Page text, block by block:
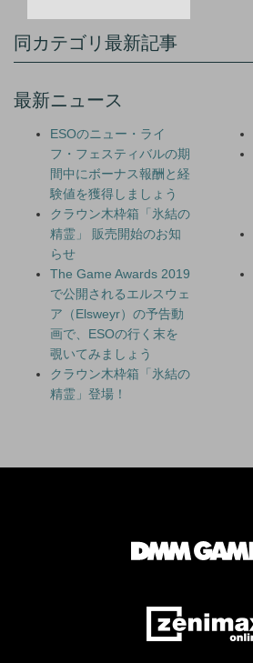
同カテゴリ最新記事
最新ニュース
ESOのニュー・ライ
フ・フェスティバルの期
間中にボーナス報酬と経
験値を獲得しましょう
クラウン木枠箱「氷結の
精霊」 販売開始のお知
らせ
The Game Awards 2019
で公開されるエルスウェ
ア（Elsweyr）の予告動
画で、ESOの行く末を
覗いてみましょう
クラウン木枠箱「氷結の
精霊」登場！